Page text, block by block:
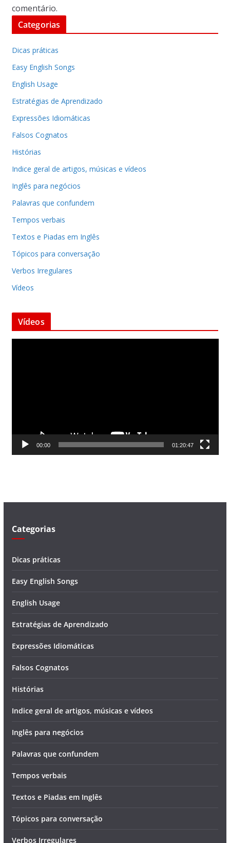
comentário.
Categorias
Dicas práticas
Easy English Songs
English Usage
Estratégias de Aprendizado
Expressões Idiomáticas
Falsos Cognatos
Histórias
Indice geral de artigos, músicas e vídeos
Inglês para negócios
Palavras que confundem
Tempos verbais
Textos e Piadas em Inglês
Tópicos para conversação
Verbos Irregulares
Vídeos
Vídeos
d
00:00 01:20:47
Categorias
Dicas práticas
Easy English Songs
English Usage
Estratégias de Aprendizado
Expressões Idiomáticas
Falsos Cognatos
Histórias
Indice geral de artigos, músicas e vídeos
Inglês para negócios
Palavras que confundem
Tempos verbais
Textos e Piadas em Inglês
Tópicos para conversação
Verbos Irregulares